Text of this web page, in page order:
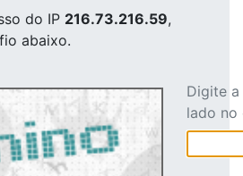
do IP 216.73.216.59,
abaixo.
Digite
lado no